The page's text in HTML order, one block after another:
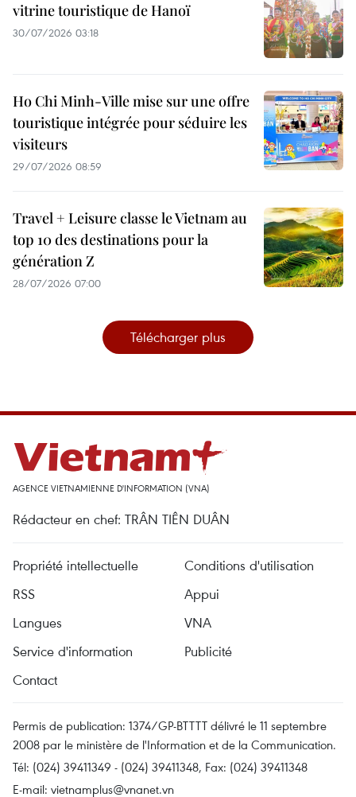
vitrine touristique de Hanoï
30/07/2026 03:18
Ho Chi Minh-Ville mise sur une offre
touristique intégrée pour séduire les
visiteurs
29/07/2026 08:59
Travel + Leisure classe le Vietnam au
top 10 des destinations pour la
génération Z
28/07/2026 07:00
Télécharger plus
AGENCE VIETNAMIENNE D'INFORMATION (VNA)
Rédacteur en chef: TRÂN TIÊN DUÂN
Propriété intellectuelle
Conditions d'utilisation
RSS
Appui
Langues
VNA
Service d'information
Publicité
Contact
Permis de publication: 1374/GP-BTTTT délivré le 11 septembre
2008 par le ministère de l'Information et de la Communication.
Tél: (024) 39411349 - (024) 39411348, Fax: (024) 39411348
E-mail: vietnamplus@vnanet.vn